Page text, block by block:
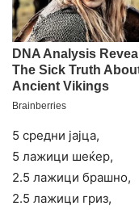
5 средни јајца,
5 лажици шеќер,
2.5 лажици брашно,
2.5 лажици гриз,